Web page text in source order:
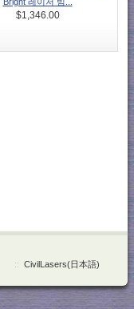
$1,346.00
:: CivilLasers(日本語)